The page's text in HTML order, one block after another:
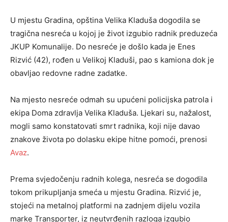
U mjestu Gradina, opština Velika Kladuša dogodila se
tragična nesreća u kojoj je život izgubio radnik preduzeća
JKUP Komunalije. Do nesreće je došlo kada je Enes
Rizvić (42), rođen u Velikoj Kladuši, pao s kamiona dok je
obavljao redovne radne zadatke.
Na mjesto nesreće odmah su upućeni policijska patrola i
ekipa Doma zdravlja Velika Kladuša. Ljekari su, nažalost,
mogli samo konstatovati smrt radnika, koji nije davao
znakove života po dolasku ekipe hitne pomoći, prenosi
Avaz.
Prema svjedočenju radnih kolega, nesreća se dogodila
tokom prikupljanja smeća u mjestu Gradina. Rizvić je,
stojeći na metalnoj platformi na zadnjem dijelu vozila
marke Transporter, iz neutvrđenih razloga izgubio